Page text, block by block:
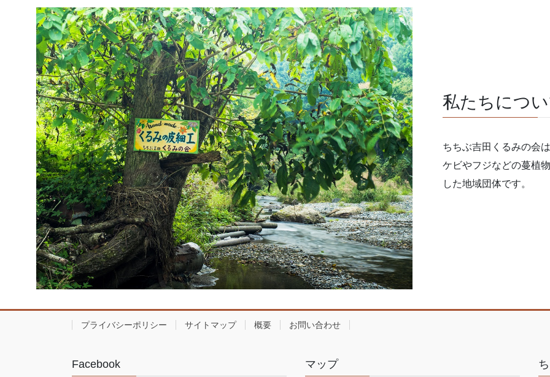
私たちにつ
ちちぶ吉田くるみの会
ケビやフジなどの蔓植
した地域団体です。
プライバシーポリシー サイトマップ 概要 お問い合わせ
Facebook マップ